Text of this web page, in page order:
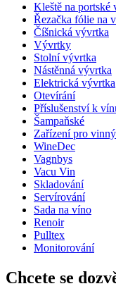
Rozměry (ŠxVxH cm)
Hmotnost (kg)2
Šířka (cm)
Hloubka (cm)
Kleště na portské
Řezačka fólie na
Číšnická vývrtka
Vývrtky
Stolní vývrtka
Nástěnná vývrtka
Elektrická vývrtka
Otevírání
Příslušenství k
Šampaňské
Zařízení pro
WineDec
Vagnbys
Vacu Vin
Skladování
Servírování
Sada na víno
Renoir
Pulltex
Monitorování
Chcete se